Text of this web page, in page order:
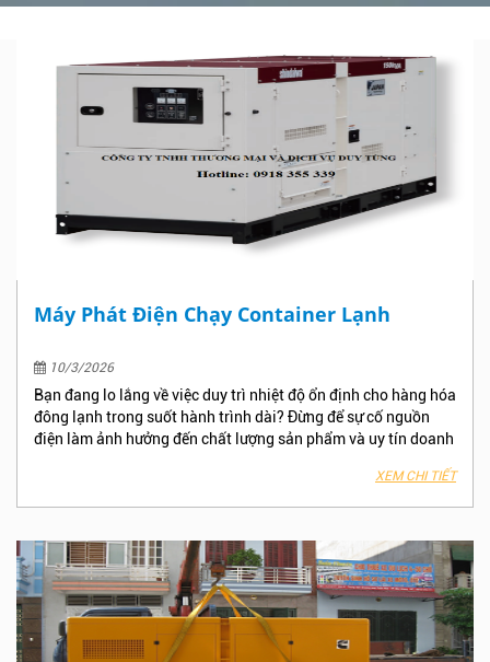
Máy Phát Điện Chạy Container Lạnh
10/3/2026
Bạn đang lo lắng về việc duy trì nhiệt độ ổn định cho hàng hóa
đông lạnh trong suốt hành trình dài? Đừng để sự cố nguồn
điện làm ảnh hưởng đến chất lượng sản phẩm và uy tín doanh
máy phát điện chạy
container lạnhchuyên dụng, cam kết hiệu suất cao và tiết
XEM CHI TIẾT